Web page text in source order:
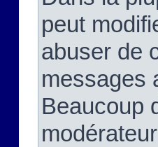
peut
abuser de
messages
Beaucoup